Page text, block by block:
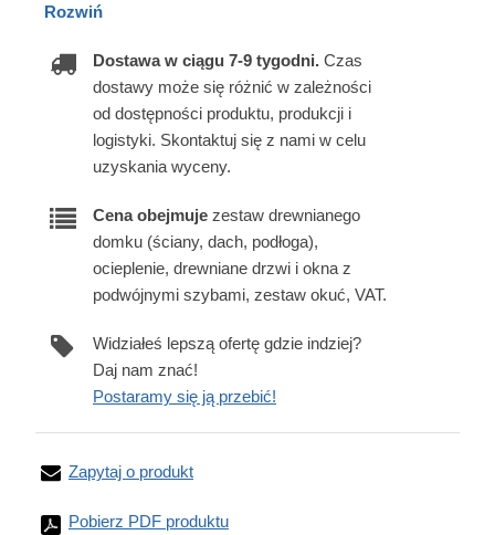
Rozwiń
Dostawa w ciągu 7-9 tygodni. Czas
dostawy może się różnić w zależności
od dostępności produktu, produkcji i
logistyki. Skontaktuj się z nami w celu
uzyskania wyceny.
Cena obejmuje zestaw drewnianego
domku (ściany, dach, podłoga),
ocieplenie, drewniane drzwi i okna z
podwójnymi szybami, zestaw okuć, VAT.
Widziałeś lepszą ofertę gdzie indziej?
Daj nam znać!
Postaramy się ją przebić!
Zapytaj o produkt
Pobierz PDF produktu